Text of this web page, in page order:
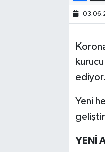
ediyor.
Yeni
YENİ